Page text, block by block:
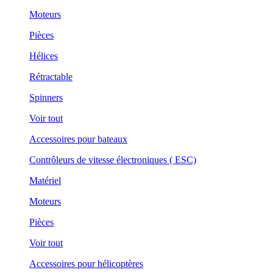
Moteurs
Pièces
Hélices
Rétractable
Spinners
Voir tout
Accessoires pour bateaux
Contrôleurs de vitesse électroniques ( ESC)
Matériel
Moteurs
Pièces
Voir tout
Accessoires pour hélicoptères